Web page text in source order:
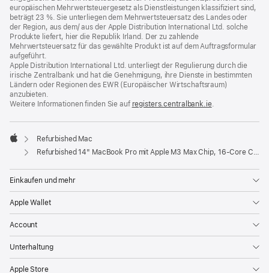
europäischen Mehrwertsteuergesetz als Dienstleistungen klassifiziert sind,
beträgt 23 %. Sie unterliegen dem Mehrwertsteuersatz des Landes oder
der Region, aus dem/ aus der Apple Distribution International Ltd. solche
Produkte liefert, hier die Republik Irland. Der zu zahlende
Mehrwertsteuersatz für das gewählte Produkt ist auf dem Auftragsformular
aufgeführt.
Apple Distribution International Ltd. unterliegt der Regulierung durch die
irische Zentralbank und hat die Genehmigung, ihre Dienste in bestimmten
Ländern oder Regionen des EWR (Europäischer Wirtschaftsraum)
anzubieten.
Weitere Informationen finden Sie auf registers.centralbank.ie(Öffnet
neues
.
Apple
Refurbished Mac
Refurbished 14" MacBook Pro mit Apple M3 Max Chip, 16‑Core CPU und 40‑Core GPU - Space Schwarz
Einkaufen und mehr
Apple Wallet
Account
Unterhaltung
Apple Store